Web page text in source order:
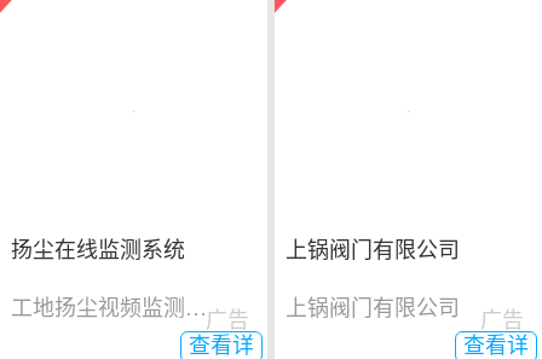
扬尘在线监测系统
工地扬尘视频监测系统
查看详
广告
上锅阀门有限公司
上锅阀门有限公司
查看详
广告